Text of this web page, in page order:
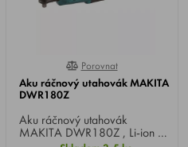
0%
Porovnat
Aku ráčnový utahovák MAKITA
DWR180Z
Aku ráčnový utahovák
MAKITA DWR180Z , Li-ion 18